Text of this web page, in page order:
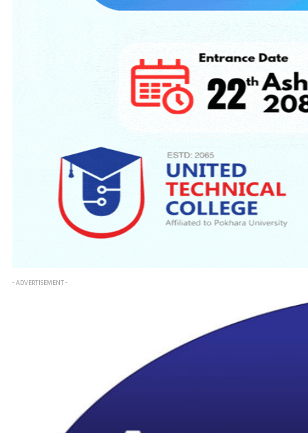
- ADVERTISEMENT -